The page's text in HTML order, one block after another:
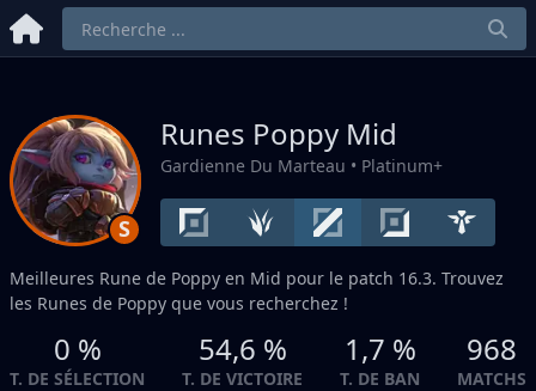
S
Runes Poppy Mid
Gardienne Du Marteau • Platinum+
Meilleures Rune de Poppy en Mid pour le patch 16.3. Trouvez
les Runes de Poppy que vous recherchez !
0 %
T. DE SÉLECTION
54,6 %
T. DE VICTOIRE
1,7 %
T. DE BAN
968
MATCHS